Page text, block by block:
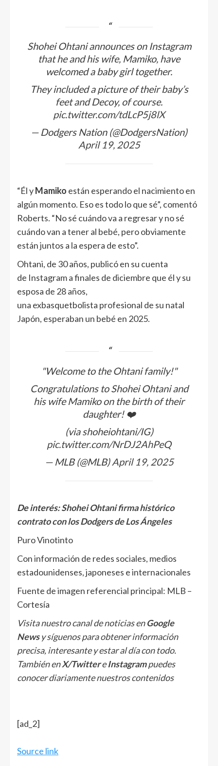
Shohei Ohtani announces on Instagram
that he and his wife, Mamiko, have
welcomed a baby girl together.
They included a picture of their baby’s
feet and Decoy, of course.
pic.twitter.com/tdLcP5j8lX
— Dodgers Nation (@DodgersNation)
April 19, 2025
“Él yMamiko están esperando el nacimiento en
algún momento. Eso es todo lo que sé”, comentó
Roberts. “No sé cuándo va a regresar y no sé
cuándo van a tener al bebé, pero obviamente
están juntos a la espera de esto”.
Ohtani, de 30 años, publicó en su cuenta
de Instagram a finales de diciembre que él y su
esposa de 28 años,
una exbasquetbolista profesional de su natal
Japón, esperaban un bebé en 2025.
"Welcome to the Ohtani family!"
Congratulations to Shohei Ohtani and
his wife Mamiko on the birth of their
daughter! ❤️
(via shoheiohtani/IG)
pic.twitter.com/NrDJ2AhPeQ
— MLB (@MLB)April 19, 2025
De interés:Shohei Ohtani firma histórico
contrato con los Dodgers de Los Ángeles
Puro Vinotinto
Con información de redes sociales, medios
estadounidenses, japoneses e internacionales
Fuente de imagen referencial principal: MLB –
Cortesía
Visita nuestro canal de noticias enGoogle
Newsy síguenos para obtener información
precisa, interesante y estar al día con todo.
También enX/TwittereInstagrampuedes
conocer diariamente nuestros contenidos
[ad_2]
Source link